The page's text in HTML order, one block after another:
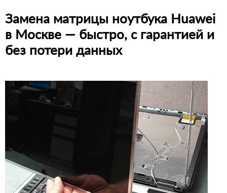
Замена матрицы ноутбука Huawei
в Москве — быстро, с гарантией и
без потери данных